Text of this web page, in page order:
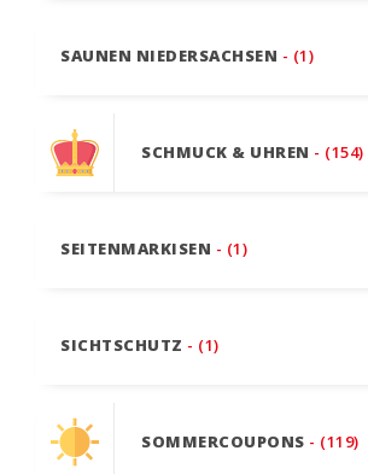
SAUNEN NIEDERSACHSEN - (1)
SCHMUCK & UHREN - (154)
SEITENMARKISEN - (1)
SICHTSCHUTZ - (1)
SOMMERCOUPONS - (119)